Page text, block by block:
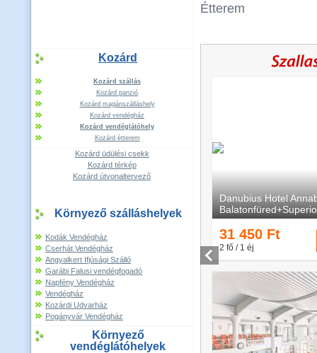
Kozárd
Kozárd szállás
Kozárd panzió
Kozárd magánszálláshely
Kozárd vendégház
Kozárd vendéglátóhely
Kozárd étterem
Kozárd üdülési csekk
Kozárd térkép
Kozárd útvonaltervező
Környező szálláshelyek
Kodák Vendégház
Cserhát Vendégház
Angyalkert Ifjúsági Szálló
Garábi Falusi vendégfogadó
Napfény Vendégház
Vendégház
Kozárdi Udvarház
Pogányvár Vendégház
Környező
vendéglátóhelyek